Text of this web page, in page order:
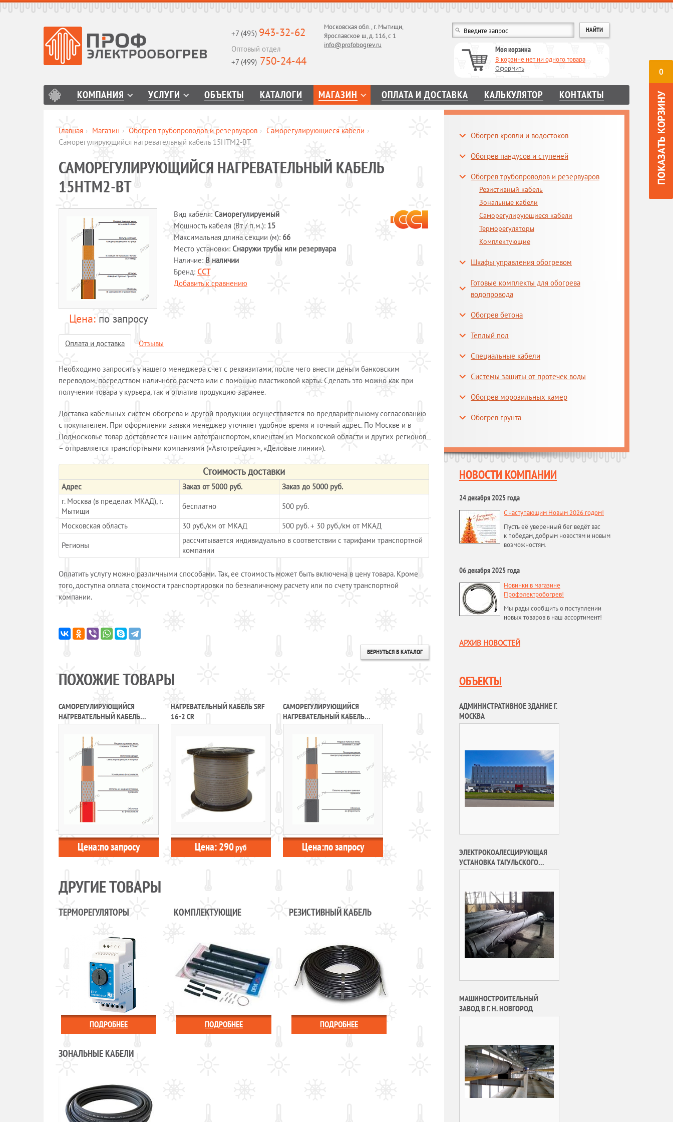
+7 (495) 943-32-62
Оптовый отдел
+7 (499) 750-24-44
Московская обл., г. Мытищи,
Ярославское ш, д. 116, с 1
info@profobogrev.ru
Моя корзина
В корзине нет ни одного товара
Оформить
КОМПАНИЯ УСЛУГИ ОБЪЕКТЫ КАТАЛОГИ МАГАЗИН ОПЛАТА И ДОСТАВКА КАЛЬКУЛЯТОР КОНТАКТЫ
Главная › Магазин › Обогрев трубопроводов и резервуаров › Саморегулирующиеся кабели ›
Саморегулирующийся нагревательный кабель 15НТМ2-ВТ
САМОРЕГУЛИРУЮЩИЙСЯ НАГРЕВАТЕЛЬНЫЙ КАБЕЛЬ
15НТМ2-ВТ
по запросу
Вид кабеля: Саморегулируемый
Мощность кабеля (Вт / п.м.): 15
Максимальная длина секции (м): 66
Место установки: Снаружи трубы или резервуара
Наличие: В наличии
Бренд: ССТ
Добавить к сравнению
Оплата и доставка Отзывы
Необходимо запросить у нашего менеджера счет с реквизитами, после чего внести деньги банковским
переводом, посредством наличного расчета или с помощью пластиковой карты. Сделать это можно как при
получении товара у курьера, так и оплатив продукцию заранее.
Доставка кабельных систем обогрева и другой продукции осуществляется по предварительному согласованию
с покупателем. При оформлении заявки менеджер уточняет удобное время и точный адрес. По Москве и в
Подмосковье товар доставляется нашим автотранспортом, клиентам из Московской области и других регионов
– отправляется транспортными компаниями («Автотрейдинг», «Деловые линии»).
Стоимость доставки
Адрес Заказ от 5000 руб.
Заказ до 5000 руб.
г. Москва (в пределах МКАД), г.
Мытищи
бесплатно 500 руб.
Московская область 30 руб./км от МКАД 500 руб. + 30 руб./км от МКАД
Регионы
рассчитывается индивидуально в соответствии с тарифами транспортной
компании
Оплатить услугу можно различными способами. Так, ее стоимость может быть включена в цену товара. Кроме
того, доступна оплата стоимости транспортировки по безналичному расчету или по счету транспортной
компании.
ВЕРНУТЬСЯ В КАТАЛОГ
ПОХОЖИЕ ТОВАРЫ
САМОРЕГУЛИРУЮЩИЙСЯ
НАГРЕВАТЕЛЬНЫЙ КАБЕЛЬ
45ВТС2-ВP
Цена:по запросу
НАГРЕВАТЕЛЬНЫЙ КАБЕЛЬ SRF
16-2 CR
Цена:290руб
САМОРЕГУЛИРУЮЩИЙСЯ
НАГРЕВАТЕЛЬНЫЙ КАБЕЛЬ
30ВТХ2-ВP
Цена:по запросу
ДРУГИЕ ТОВАРЫ
ТЕРМОРЕГУЛЯТОРЫ
ПОДРОБНЕЕ
КОМПЛЕКТУЮЩИЕ
ПОДРОБНЕЕ
РЕЗИСТИВНЫЙ КАБЕЛЬ
ПОДРОБНЕЕ
ЗОНАЛЬНЫЕ КАБЕЛИ
Обогрев кровли и водостоков
Обогрев пандусов и ступеней
Обогрев трубопроводов и резервуаров
Резистивный кабель
Зональные кабели
Саморегулирующиеся кабели
Терморегуляторы
Комплектующие
Шкафы управления обогревом
Готовые комплекты для обогрева
водопровода
Обогрев бетона
Теплый пол
Специальные кабели
Системы защиты от протечек воды
Обогрев морозильных камер
Обогрев грунта
НОВОСТИ КОМПАНИИ
24 декабря 2025 года
С наступающим Новым 2026 годом!
Пусть её уверенный бег ведёт вас
к победам, добрым новостям и новым
возможностям.
06 декабря 2025 года
Новинки в магазине
Профэлектробогрев!
Мы рады сообщить о поступлении
новых товаров в наш ассортимент!
АРХИВ НОВОСТЕЙ
ОБЪЕКТЫ
АДМИНИСТРАТИВНОЕ ЗДАНИЕ Г.
МОСКВА
ЭЛЕКТРОКОАЛЕСЦИРУЮЩАЯ
УСТАНОВКА ТАГУЛЬСКОГО
МЕСТОРОЖДЕНИЯ
МАШИНОСТРОИТЕЛЬНЫЙ
ЗАВОД В Г. Н. НОВГОРОД
0